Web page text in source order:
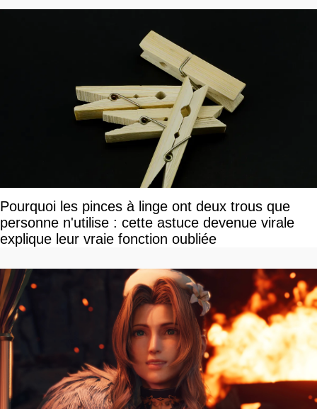
Pourquoi les pinces à linge ont deux trous que
personne n'utilise : cette astuce devenue virale
explique leur vraie fonction oubliée